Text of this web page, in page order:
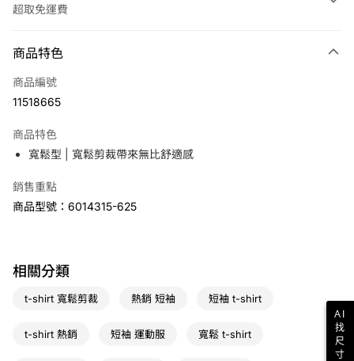
超取免運費
信用卡一次付款
LINE Pay
悠遊付
運送方式
7-11取貨(快速到店)
宅配
商品特色
商品編號
11518665
商品特色
寬鬆型 | 寬鬆剪裁帶來無比舒適感
銷售重點
商品型號：6014315-625
相關分類
t-shirt 寬鬆剪裁 熱銷 短袖 短袖 t-shirt
t-shirt 熱銷 短袖 運動服 寬鬆 t-shirt
AI
找
尺
寸